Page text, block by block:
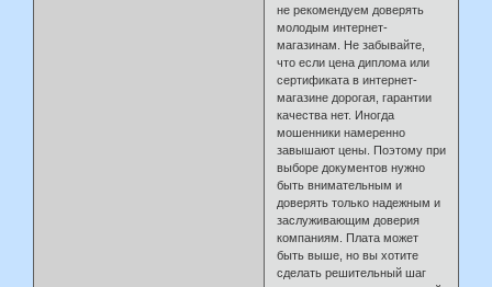
не рекомендуем доверять
молодым интернет-
магазинам. Не забывайте,
что если цена диплома или
сертификата в интернет-
магазине дорогая, гарантии
качества нет. Иногда
мошенники намеренно
завышают цены. Поэтому при
выборе документов нужно
быть внимательным и
доверять только надежным и
заслуживающим доверия
компаниям. Плата может
быть выше, но вы хотите
сделать решительный шаг